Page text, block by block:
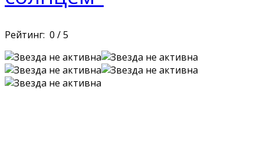
Рейтинг: 0 /5